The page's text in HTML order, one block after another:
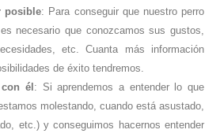
posible: Para conseguir que nuestro perro
necesario que conozcamos sus gustos,
etc. Cuanta más información
de éxito tendremos.
él : Si aprendemos a entender lo que
molestando, cuando está asustado,
etc.) y conseguimos hacernos entender